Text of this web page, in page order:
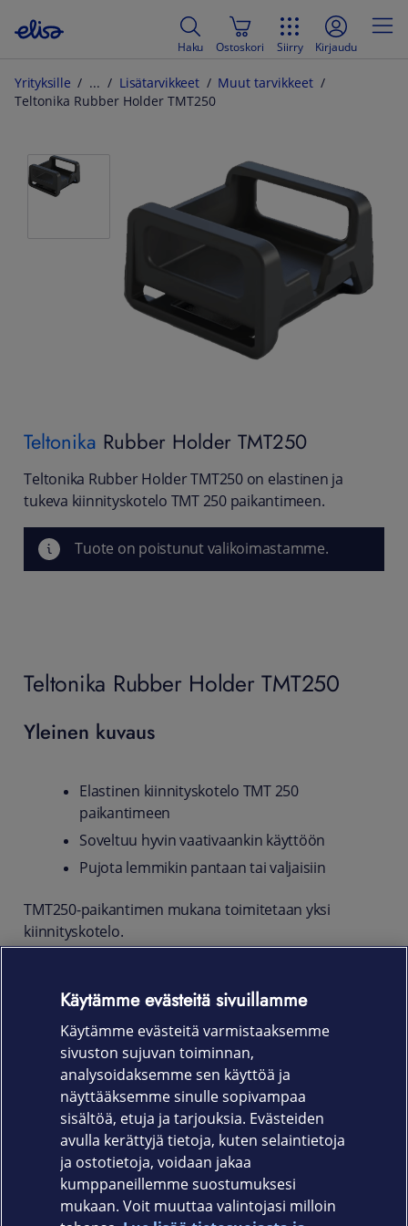
Haku Ostoskori Siirry Kirjaudu
Yrityksille Lisätarvikkeet
Muut tarvikkeet
Teltonika Rubber Holder TMT250
Teltonika Rubber Holder TMT250
Teltonika Rubber Holder TMT250 on elastinen ja
tukeva kiinnityskotelo TMT 250 paikantimeen.
Tuote on poistunut valikoimastamme.
Teltonika Rubber Holder TMT250
Yleinen kuvaus
Elastinen kiinnityskotelo TMT 250
paikantimeen
Soveltuu hyvin vaativaankin käyttöön
Pujota lemmikin pantaan tai valjaisiin
TMT250-paikantimen mukana toimitetaan yksi
kiinnityskotelo.
paikantimelle. Voidaan pujottaa esimerkiksi lemmikin
pantaan tai valjaisiin. Pitää paikantimen tukevasti
paikallaan ja soveltuu hyvin vaativaankin käyttöön.
Tuotekoodi
PRIEDAS227 (088-228)
Käytämme evästeitä sivuillamme
Käytämme evästeitä varmistaaksemme
sivuston sujuvan toiminnan,
analysoidaksemme sen käyttöä ja
näyttääksemme sinulle sopivampaa
sisältöä, etuja ja tarjouksia. Evästeiden
avulla kerättyjä tietoja, kuten selaintietoja
ja ostotietoja, voidaan jakaa
kumppaneillemme suostumuksesi
mukaan. Voit muuttaa valintojasi milloin